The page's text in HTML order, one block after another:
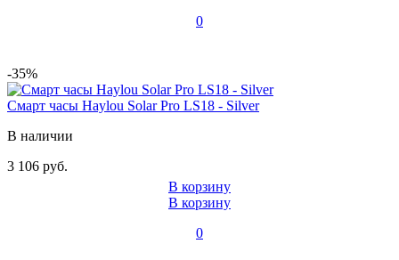
0
-35%
Смарт часы Haylou Solar Pro LS18 - Silver
В наличии
3 106 руб.
В корзину
В корзину
0